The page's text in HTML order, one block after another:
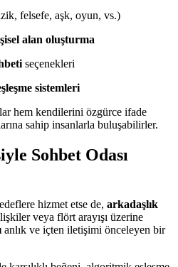
felsefe, aşk, oyun, vs.)
alan oluşturma
seçenekleri
sistemleri
hem kendilerini özgürce ifade
sahip insanlarla buluşabilirler.
Sohbet Odası
hizmet etse de, arkadaşlık
veya flört arayışı üzerine
anlık ve içten iletişimi önceleyen bir